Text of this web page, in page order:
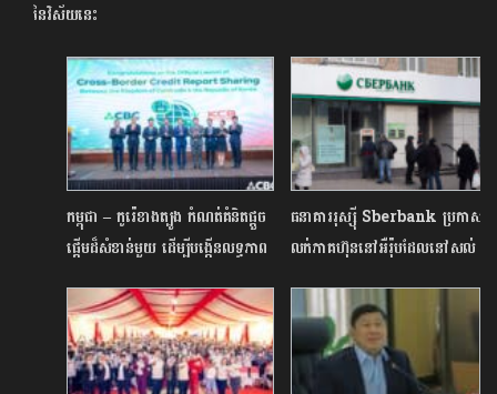
នៃវិស័យនេះ
កម្ពុជា – កូរ៉េខាងត្បូង កំណត់គំនិតផ្តួច
ផ្តើមដ៏សំខាន់មួយ ដើម្បីបង្កើនលទ្ធភាព
ធនាគាររុស្ស៊ី Sberbank ប្រកាស
លក់ភាគហ៊ុននៅអឺរ៉ុបដែលនៅសល់
ធនាគារអឺរ៉ុប